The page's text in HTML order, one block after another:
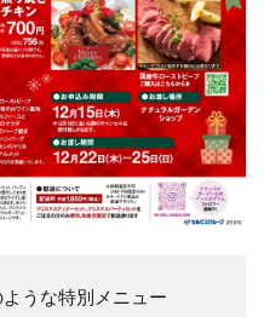
うな特別メニュー